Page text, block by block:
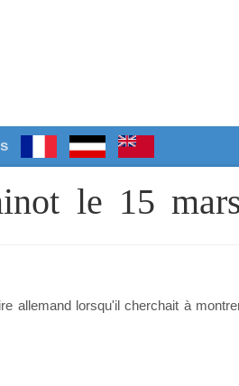
le 15
allemand lorsqu'il cherchait à